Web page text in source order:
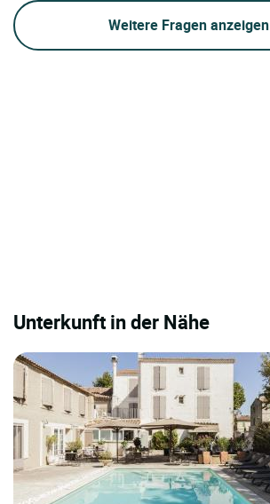
Weitere Fragen anzeigen
Unterkunft in der Nähe